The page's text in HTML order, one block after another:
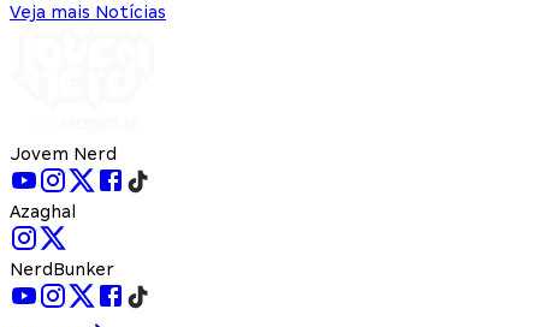
Veja mais Notícias
Jovem Nerd
Azaghal
NerdBunker